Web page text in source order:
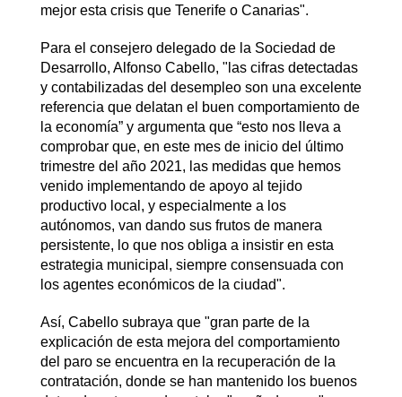
mejor esta crisis que Tenerife o Canarias".
Para el consejero delegado de la Sociedad de
Desarrollo, Alfonso Cabello, "las cifras detectadas
y contabilizadas del desempleo son una excelente
referencia que delatan el buen comportamiento de
la economía” y argumenta que “esto nos lleva a
comprobar que, en este mes de inicio del último
trimestre del año 2021, las medidas que hemos
venido implementando de apoyo al tejido
productivo local, y especialmente a los
autónomos, van dando sus frutos de manera
persistente, lo que nos obliga a insistir en esta
estrategia municipal, siempre consensuada con
los agentes económicos de la ciudad".
Así, Cabello subraya que "gran parte de la
explicación de esta mejora del comportamiento
del paro se encuentra en la recuperación de la
contratación, donde se han mantenido los buenos